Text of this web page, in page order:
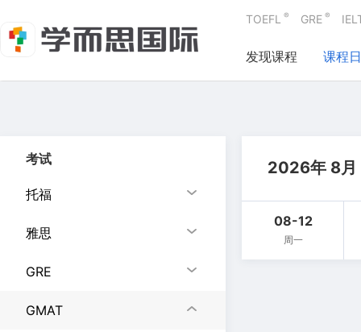
TOEFL ® GRE ®
发现课程 课程
考试
托福
雅思
GRE
GMAT
2026年 8月
08-12
周一